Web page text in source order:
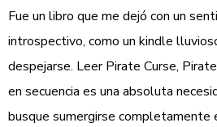
Fue un libro que me dejó con un
introspectivo, como un kindle
despejarse. Leer Pirate Curse,
en secuencia es una absoluta
busque sumergirse completamente